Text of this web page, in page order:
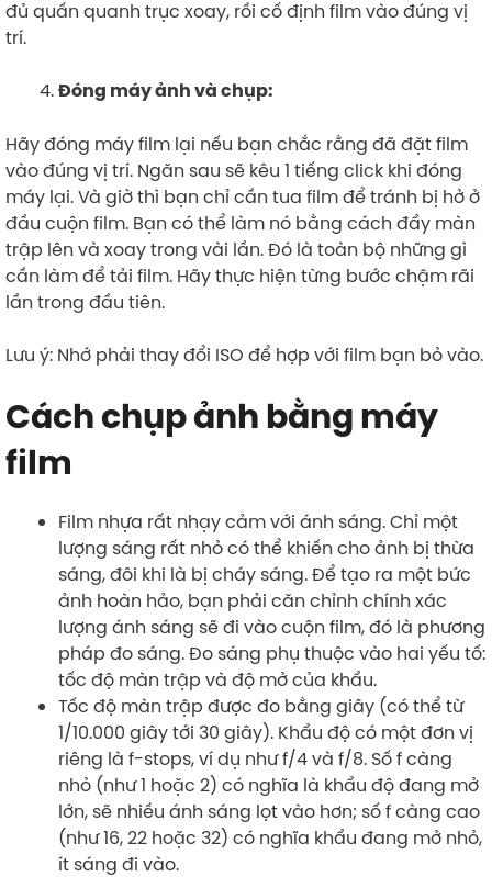
đủ quấn quanh trục xoay, rồi cố định film vào đúng vị
trí.
Đóng máy ảnh và chụp:
Hãy đóng máy film lại nếu bạn chắc rằng đã đặt film
vào đúng vị trí. Ngăn sau sẽ kêu 1 tiếng click khi đóng
máy lại. Và giờ thì bạn chỉ cần tua film để tránh bị hở ở
đầu cuộn film. Bạn có thể làm nó bằng cách đẩy màn
trập lên và xoay trong vài lần. Đó là toàn bộ những gì
cần làm để tải film. Hãy thực hiện từng bước chậm rãi
lần trong đầu tiên.
Lưu ý: Nhớ phải thay đổi ISO để hợp với film bạn bỏ vào.
Cách chụp ảnh bằng máy
film
Film nhựa rất nhạy cảm với ánh sáng. Chỉ một
lượng sáng rất nhỏ có thể khiến cho ảnh bị thừa
sáng, đôi khi là bị cháy sáng. Để tạo ra một bức
ảnh hoàn hảo, bạn phải căn chỉnh chính xác
lượng ánh sáng sẽ đi vào cuộn film, đó là phương
pháp đo sáng. Đo sáng phụ thuộc vào hai yếu tố:
tốc độ màn trập và độ mở của khẩu.
Tốc độ màn trập được đo bằng giây (có thể từ
1/10.000 giây tới 30 giây). Khẩu độ có một đơn vị
riêng là f-stops, ví dụ như f/4 và f/8. Số f càng
nhỏ (như 1 hoặc 2) có nghĩa là khẩu độ đang mở
lớn, sẽ nhiều ánh sáng lọt vào hơn; số f càng cao
(như 16, 22 hoặc 32) có nghĩa khẩu đang mở nhỏ,
ít sáng đi vào.